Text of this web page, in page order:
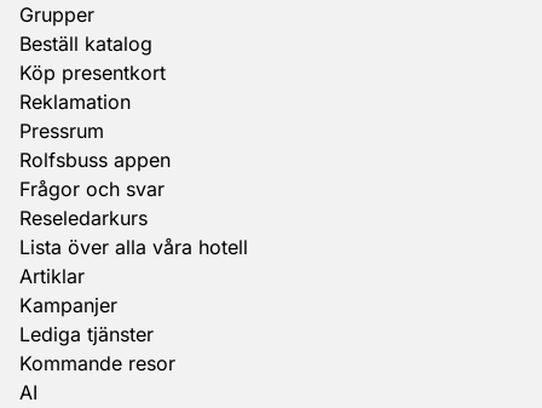
Grupper
Beställ katalog
Köp presentkort
Reklamation
Pressrum
Rolfsbuss appen
Frågor och svar
Reseledarkurs
Lista över alla våra hotell
Artiklar
Kampanjer
Lediga tjänster
Kommande resor
AI